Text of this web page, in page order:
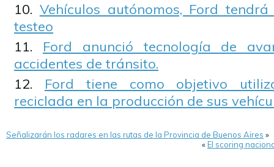
Vehículos autónomos, Ford
testeo
Ford anunció tecnología de
accidentes de tránsito.
Ford tiene como objetivo
reciclada en la producción de sus
Señalizarán los radares en las rutas de la Provincia de Buenos Aires »
«El scoring